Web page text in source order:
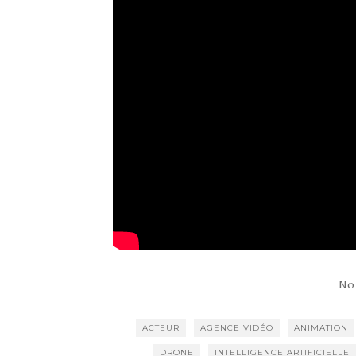
ACTEUR AGENCE VIDÉO ANIMATION
DRONE INTELLIGENCE ARTIFICIELLE